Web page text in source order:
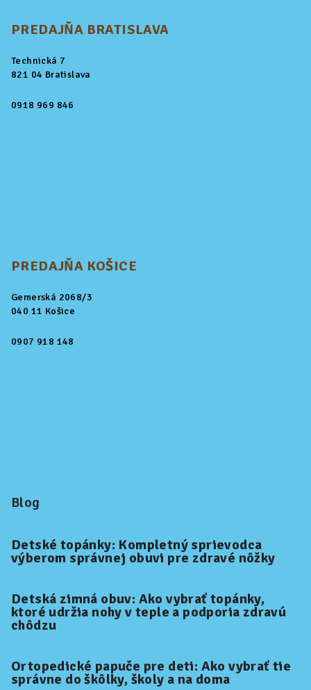
PREDAJŇA BRATISLAVA
Technická 7
821 04 Bratislava
0918 969 846
PREDAJŇA KOŠICE
Gemerská 2068/3
040 11 Košice
0907 918 148
Blog
Detské topánky: Kompletný sprievodca
výberom správnej obuvi pre zdravé nôžky
Detská zimná obuv: Ako vybrať topánky,
ktoré udržia nohy v teple a podporia zdravú
chôdzu
Ortopedické papuče pre deti: Ako vybrať tie
správne do škôlky, školy a na doma